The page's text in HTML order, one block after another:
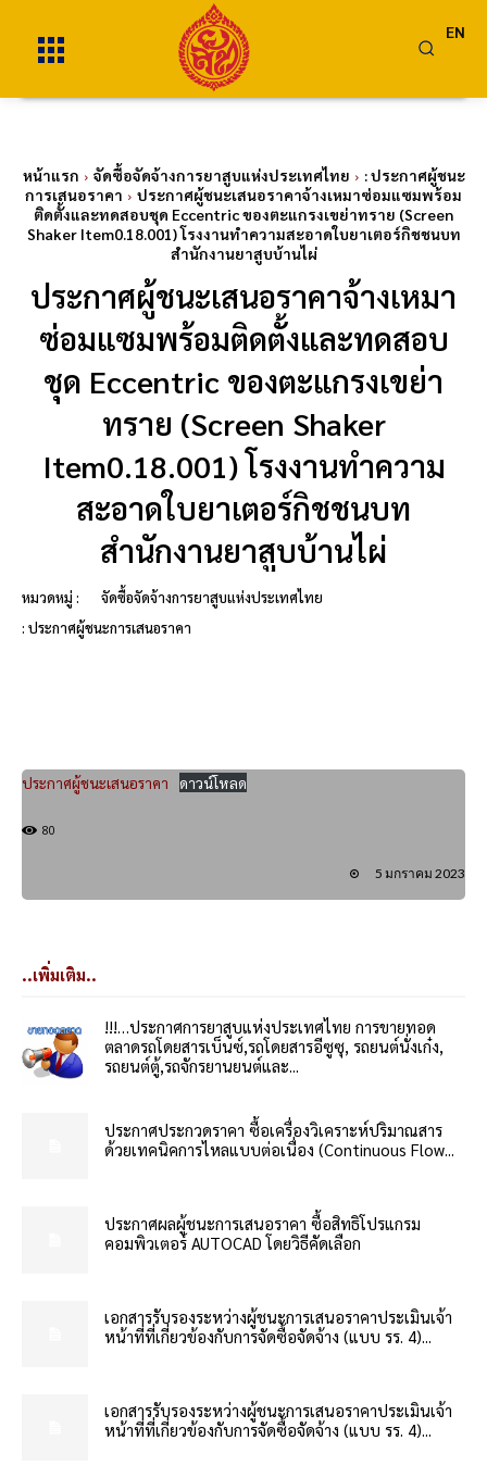
EN
หน้าแรก จัดซื้อจัดจ้างการยาสูบแห่งประเทศไทย
: ประกาศผู้ชนะ
การเสนอราคา
ประกาศผู้ชนะเสนอราคาจ้างเหมาซ่อมแซมพร้อม
ติดตั้งและทดสอบชุด Eccentric ของตะแกรงเขย่าทราย (Screen
Shaker Item0.18.001) โรงงานทำความสะอาดใบยาเตอร์กิชชนบท
สำนักงานยาสูบบ้านไผ่
ประกาศผู้ชนะเสนอราคาจ้างเหมา
ซ่อมแซมพร้อมติดตั้งและทดสอบ
ชุด Eccentric ของตะแกรงเขย่า
ทราย (Screen Shaker
Item0.18.001) โรงงานทำความ
สะอาดใบยาเตอร์กิชชนบท
สำนักงานยาสูบบ้านไผ่
หมวดหมู่ :
จัดซื้อจัดจ้างการยาสูบแห่งประเทศไทย
: ประกาศผู้ชนะการเสนอราคา
ประกาศผู้ชนะเสนอราคา ดาวน์โหลด
80
5 มกราคม 2023
..เพิ่มเติม..
!!!…ประกาศการยาสูบแห่งประเทศไทย การขายทอด
ตลาดรถโดยสารเบ็นซ์,รถโดยสารอีซูซุ, รถยนต์นั่งเก๋ง,
รถยนต์ตู้,รถจักรยานยนต์และ...
ประกาศประกวดราคา ซื้อเครื่องวิเคราะห์ปริมาณสาร
ด้วยเทคนิคการไหลแบบต่อเนื่อง (Continuous Flow...
ประกาศผลผู้ชนะการเสนอราคา ซื้อสิทธิโปรแกรม
คอมพิวเตอร์ AUTOCAD โดยวิธีคัดเลือก
เอกสารรับรองระหว่างผู้ชนะการเสนอราคาประเมินเจ้า
หน้าที่ที่เกี่ยวข้องกับการจัดซื้อจัดจ้าง (แบบ รร. 4)...
เอกสารรับรองระหว่างผู้ชนะการเสนอราคาประเมินเจ้า
หน้าที่ที่เกี่ยวข้องกับการจัดซื้อจัดจ้าง (แบบ รร. 4)...